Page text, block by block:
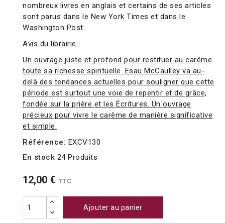
nombreux livres en anglais et certains de ses articles
sont parus dans le New York Times et dans le
Washington Post.
Avis du librairie :
Un ouvrage juste et profond pour restituer au carême
toute sa richesse spirituelle. Esau McCaulley va au-
delà des tendances actuelles pour souligner que cette
période est surtout une voie de repentir et de grâce,
fondée sur la prière et les Écritures. Un ouvrage
précieux pour vivre le carême de manière significative
et simple.
Référence: EXCV130
En stock 24 Produits
12,00 € TTC
Ajouter au panier